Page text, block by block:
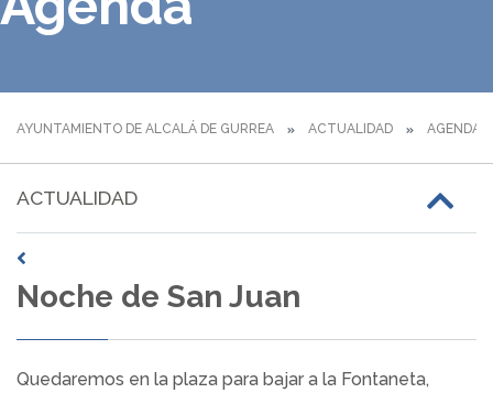
AYUNTAMIENTO DE ALCALÁ DE GURREA ACTUALIDAD AGENDA
ACTUALIDAD
Noche de San Juan
Quedaremos en la plaza para bajar a la Fontaneta,